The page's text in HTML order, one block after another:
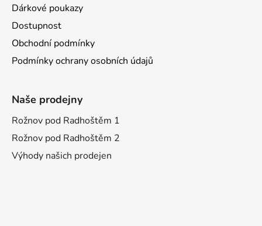
Dárkové poukazy
Dostupnost
Obchodní podmínky
Podmínky ochrany osobních údajů
Naše prodejny
Rožnov pod Radhoštěm 1
Rožnov pod Radhoštěm 2
Výhody našich prodejen